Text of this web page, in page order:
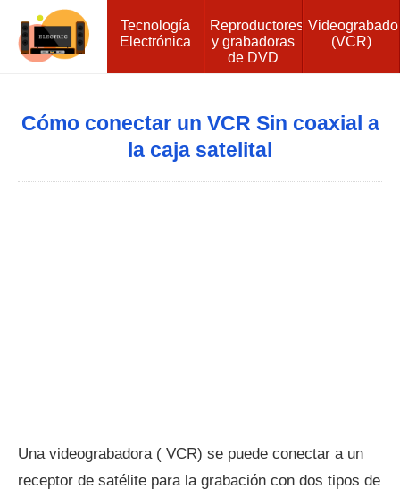
Tecnología
Electrónica
Reproductores
y grabadoras
de DVD
(VCR)
Cómo conectar un VCR Sin coaxial a
la caja satelital
Una videograbadora ( VCR) se puede conectar a un
receptor de satélite para la grabación con dos tipos de